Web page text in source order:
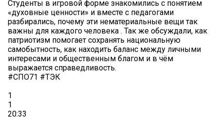
Студенты в игровой форме знакомились с понятием
«духовные ценности» и вместе с педагогами
разбирались, почему эти нематериальные вещи так
важны для каждого человека . Так же обсуждали, как
патриотизм помогает сохранять национальную
самобытность, как находить баланс между личными
интересами и общественным благом и в чём
выражается справедливость.
#СПО71 #ТЭК
1
1
20:33